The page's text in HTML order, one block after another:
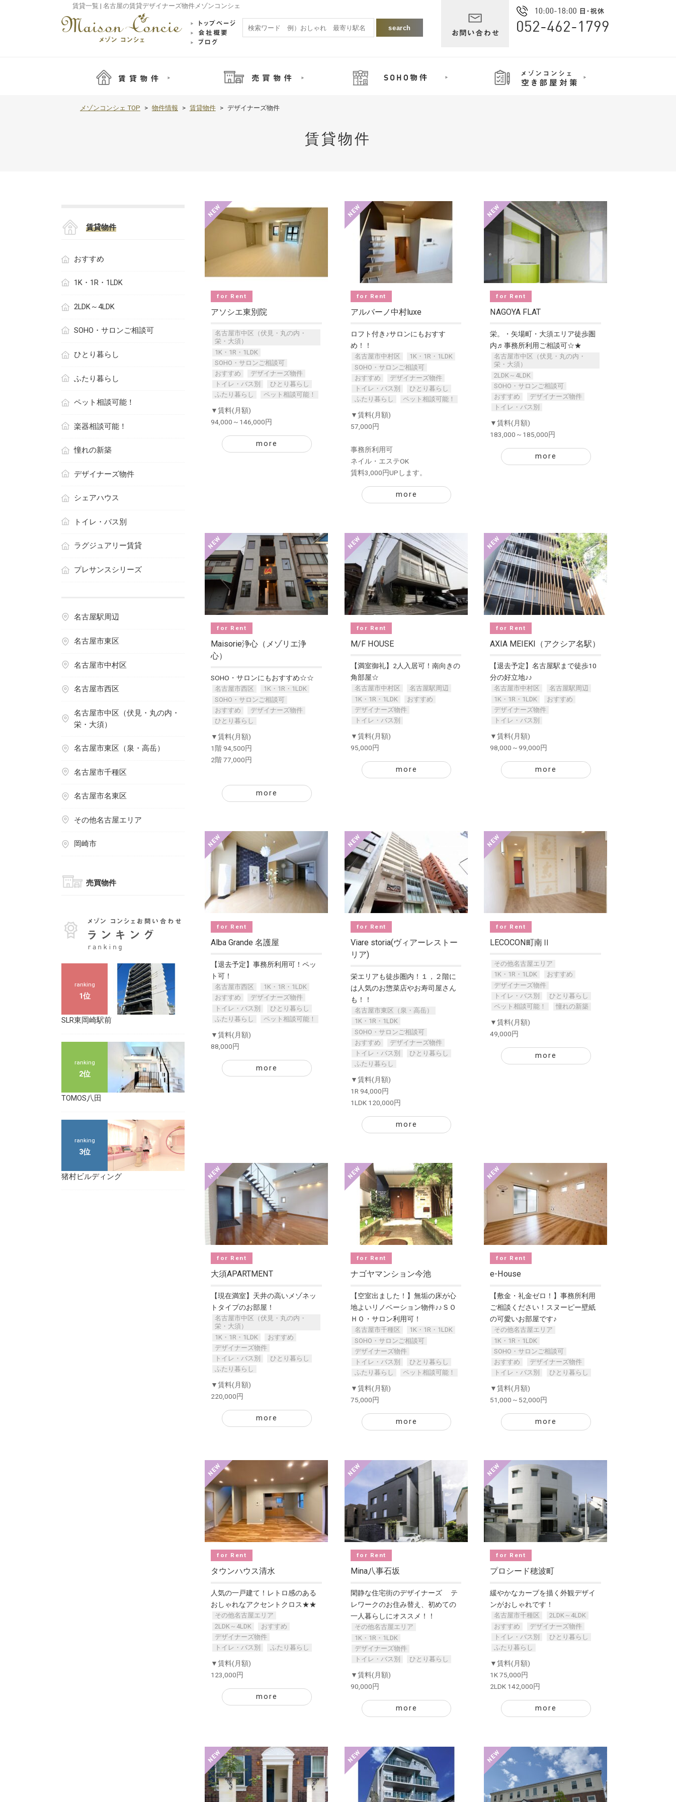
賃貸一覧 | 名古屋の賃貸デザイナーズ物件メゾンコンシェ
メゾンコンシェ TOP 物件情報 賃貸物件 デザイナーズ物件
賃貸物件
for Rent
アソシエ東別院
名古屋市中区（伏見・丸の内・
栄・大須）
1K・1R・1LDK
SOHO・サロンご相談可
おすすめ
デザイナーズ物件
トイレ・バス別
ひとり暮らし
ふたり暮らし
ペット相談可能！
▼賃料(月額)
94,000～146,000円
more
for Rent
アルバーノ中村luxe
ロフト付き♪サロンにもおすす
め！！
名古屋市中村区
1K・1R・1LDK
SOHO・サロンご相談可
おすすめ
デザイナーズ物件
トイレ・バス別
ひとり暮らし
ふたり暮らし
ペット相談可能！
▼賃料(月額)
57,000円
事務所利用可
ネイル・エステOK
賃料3,000円UPします。
more
for Rent
NAGOYA FLAT
栄。・矢場町・大須エリア徒歩圏
内♬事務所利用ご相談可☆★
名古屋市中区（伏見・丸の内・
栄・大須）
2LDK～4LDK
SOHO・サロンご相談可
おすすめ
デザイナーズ物件
トイレ・バス別
▼賃料(月額)
183,000～185,000円
more
for Rent
Maisorie浄心（メゾリエ浄
心）
SOHO・サロンにもおすすめ☆☆
名古屋市西区
1K・1R・1LDK
SOHO・サロンご相談可
おすすめ
デザイナーズ物件
ひとり暮らし
▼賃料(月額)
1階 94,500円
2階 77,000円
more
for Rent
M/F HOUSE
【満室御礼】2人入居可！南向きの
角部屋☆
名古屋市中村区
名古屋駅周辺
1K・1R・1LDK
おすすめ
デザイナーズ物件
トイレ・バス別
▼賃料(月額)
95,000円
more
for Rent
AXIA MEIEKI（アクシア名駅）
【退去予定】名古屋駅まで徒歩10
分の好立地♪♪
名古屋市中村区
名古屋駅周辺
1K・1R・1LDK
おすすめ
デザイナーズ物件
トイレ・バス別
▼賃料(月額)
98,000～99,000円
more
for Rent
Alba Grande 名護屋
【退去予定】事務所利用可！ペッ
ト可！
名古屋市西区
1K・1R・1LDK
おすすめ
デザイナーズ物件
トイレ・バス別
ひとり暮らし
ふたり暮らし
ペット相談可能！
▼賃料(月額)
88,000円
more
for Rent
Viare storia(ヴィアーレストー
リア)
栄エリアも徒歩圏内！１，２階に
は人気のお惣菜店やお寿司屋さん
も！！
名古屋市東区（泉・高岳）
1K・1R・1LDK
SOHO・サロンご相談可
おすすめ
デザイナーズ物件
トイレ・バス別
ひとり暮らし
ふたり暮らし
▼賃料(月額)
1R 94,000円
1LDK 120,000円
more
for Rent
LECOCON町南Ⅱ
その他名古屋エリア
1K・1R・1LDK
おすすめ
デザイナーズ物件
トイレ・バス別
ひとり暮らし
ペット相談可能！
憧れの新築
▼賃料(月額)
49,000円
more
for Rent
大須APARTMENT
【現在満室】天井の高いメゾネッ
トタイプのお部屋！
名古屋市中区（伏見・丸の内・
栄・大須）
1K・1R・1LDK
おすすめ
デザイナーズ物件
トイレ・バス別
ひとり暮らし
ふたり暮らし
▼賃料(月額)
220,000円
more
for Rent
ナゴヤマンション今池
【空室出ました！】無垢の床が心
地よいリノベーション物件♪♪ＳＯ
ＨＯ・サロン利用可！
名古屋市千種区
1K・1R・1LDK
SOHO・サロンご相談可
デザイナーズ物件
トイレ・バス別
ひとり暮らし
ふたり暮らし
ペット相談可能！
▼賃料(月額)
75,000円
more
for Rent
e-House
【敷金・礼金ゼロ！】事務所利用
ご相談ください！スヌーピー壁紙
の可愛いお部屋です♪
その他名古屋エリア
1K・1R・1LDK
SOHO・サロンご相談可
おすすめ
デザイナーズ物件
トイレ・バス別
ひとり暮らし
▼賃料(月額)
51,000～52,000円
more
for Rent
タウンハウス清水
人気の一戸建て！レトロ感のある
おしゃれなアクセントクロス★★
その他名古屋エリア
2LDK～4LDK
おすすめ
デザイナーズ物件
トイレ・バス別
ふたり暮らし
▼賃料(月額)
123,000円
more
for Rent
Mina八事石坂
閑静な住宅街のデザイナーズ テ
レワークのお住み替え、初めての
一人暮らしにオススメ！！
その他名古屋エリア
1K・1R・1LDK
デザイナーズ物件
トイレ・バス別
ひとり暮らし
▼賃料(月額)
90,000円
more
for Rent
プロシード穂波町
緩やかなカーブを描く外観デザイ
ンがおしゃれです！
名古屋市千種区
2LDK～4LDK
おすすめ
デザイナーズ物件
トイレ・バス別
ひとり暮らし
ふたり暮らし
▼賃料(月額)
1K 75,000円
2LDK 142,000円
more
賃貸物件
おすすめ
1K・1R・1LDK
2LDK～4LDK
SOHO・サロンご相談可
ひとり暮らし
ふたり暮らし
ペット相談可能！
楽器相談可能！
憧れの新築
デザイナーズ物件
シェアハウス
トイレ・バス別
ラグジュアリー賃貸
プレサンスシリーズ
名古屋駅周辺
名古屋市東区
名古屋市中村区
名古屋市西区
名古屋市中区（伏見・丸の内・
栄・大須）
名古屋市東区（泉・高岳）
名古屋市千種区
名古屋市名東区
その他名古屋エリア
岡崎市
売買物件
ranking
1位
SLR東岡崎駅前
ranking
2位
TOMOS八田
ranking
3位
猪村ビルディング